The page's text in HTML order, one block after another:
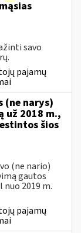
savo
pajamų
(ne narys)
už 2018 m.,
šios
(ne nario)
gautos
2019 m.
pajamų